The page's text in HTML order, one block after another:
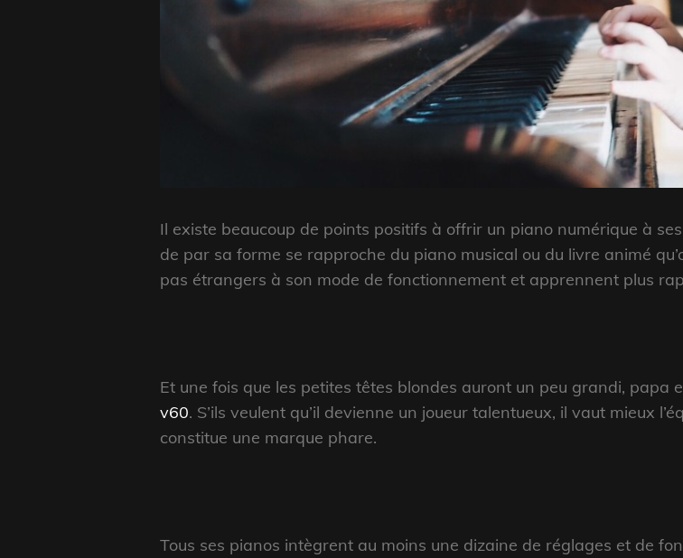
Il existe beaucoup de points positifs à offrir un piano numérique à
de par sa forme se rapproche du piano musical ou du livre animé
pas étrangers à son mode de fonctionnement et apprennent plus
Et une fois que les petites têtes blondes auront un peu grandi, papa
v60. S’ils veulent qu’il devienne un joueur talentueux, il vaut mieux
constitue une marque phare.
Tous ses pianos intègrent au moins une dizaine de réglages et de